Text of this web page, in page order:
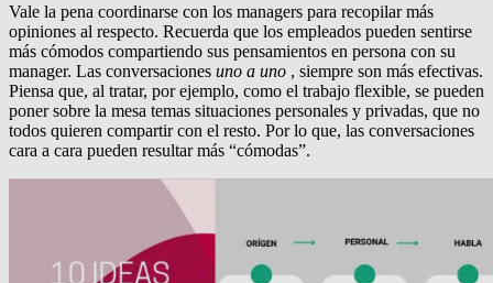
Vale la pena coordinarse con los managers para recopilar más
opiniones al respecto. Recuerda que los empleados pueden sentirse
más cómodos compartiendo sus pensamientos en persona con su
manager. Las conversaciones uno a uno , siempre son más efectivas.
Piensa que, al tratar, por ejemplo, como el trabajo flexible, se pueden
poner sobre la mesa temas situaciones personales y privadas, que no
todos quieren compartir con el resto. Por lo que, las conversaciones
cara a cara pueden resultar más “cómodas”.